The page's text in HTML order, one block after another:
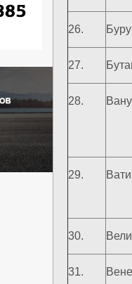
26.
27.
28.
29.
30.
31.